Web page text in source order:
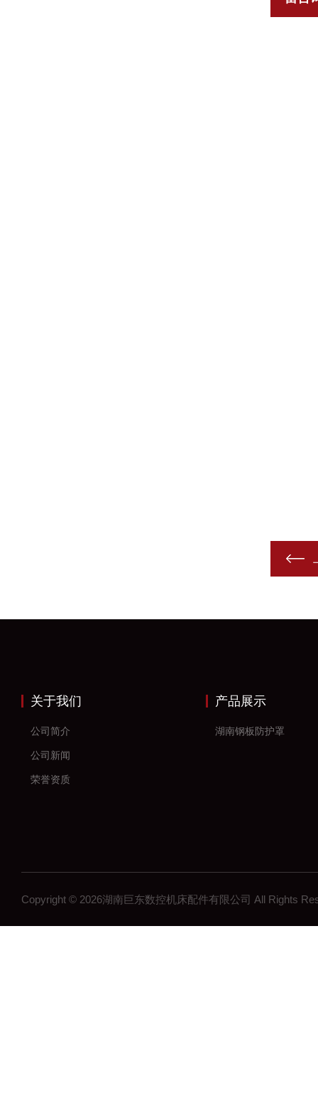
关于我们
公司简介
公司新闻
荣誉资质
产品展示
湖南钢板防护罩
Copyright © 2026湖南巨东数控机床配件有限公司 All Rights